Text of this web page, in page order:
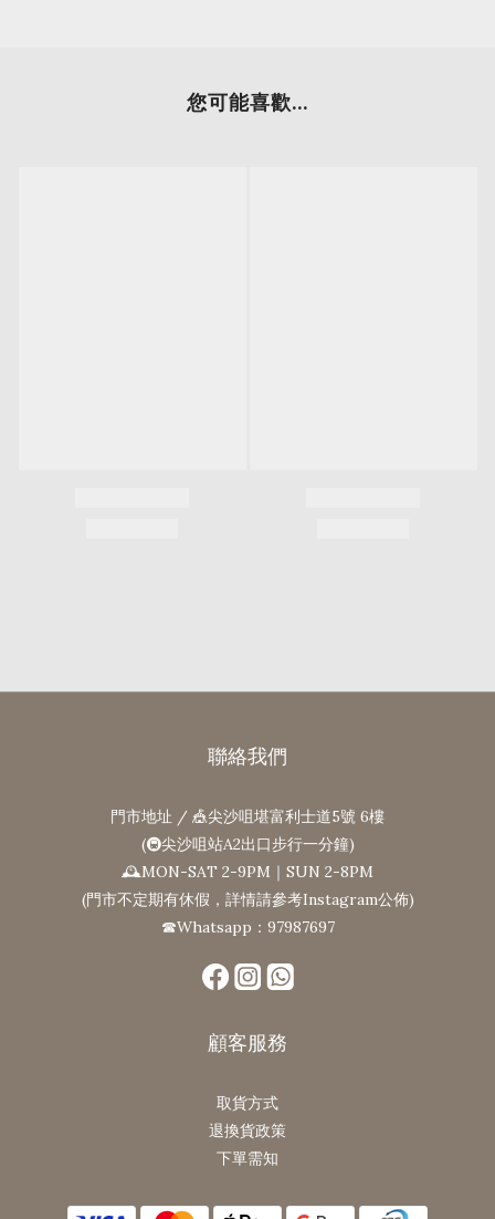
您可能喜歡...
聯絡我們
門市地址 / 🎪尖沙咀堪富利士道5號 6樓
(🚇尖沙咀站A2出口步行一分鐘)
🕰MON-SAT 2-9PM｜SUN 2-8PM
(門市不定期有休假，詳情請參考Instagram公佈)
☎Whatsapp：97987697
顧客服務
取貨方式
退換貨政策
下單需知